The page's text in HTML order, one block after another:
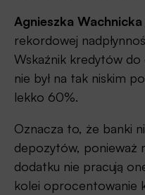
Agnieszka Wachnicka
rekordowej
Wskaźnik kredytów
nie był na tak niskim
lekko 60%.
Oznacza to, że banki
depozytów, ponieważ
dodatku nie pracują
kolei oprocentowanie